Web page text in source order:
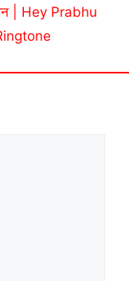
| Hey Prabhu